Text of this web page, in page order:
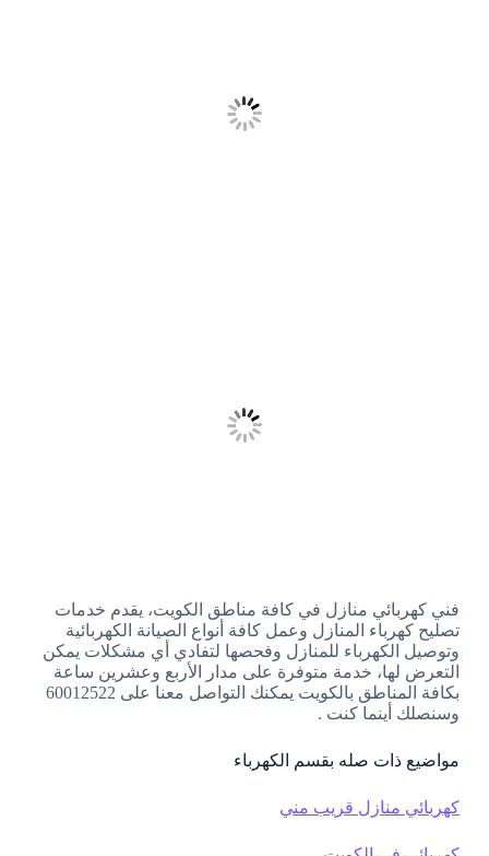
فني كهربائي منازل في كافة مناطق الكويت، يقدم خدمات
تصليح كهرباء المنازل وعمل كافة أنواع الصيانة الكهربائية
وتوصيل الكهرباء للمنازل وفحصها لتفادي أي مشكلات يمكن
التعرض لها، خدمة متوفرة على مدار الأربع وعشرين ساعة
بكافة المناطق بالكويت يمكنك التواصل معنا على 60012522
وسنصلك أينما كنت .
مواضيع ذات صله بقسم الكهرباء
كهربائي منازل قريب مني